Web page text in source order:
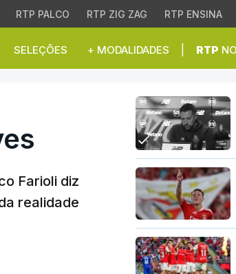
RTP PALCO RTP ZIG ZAG RTP ENSINA
SELEÇÕES + MODALIDADES RTP
Farioli diz
realidade